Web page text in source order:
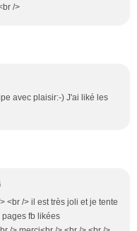
/>
avec plaisir:-) J'ai liké les
<br /> il est très joli et je tente
pages fb likées